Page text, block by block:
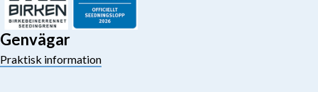
Genvägar
Praktisk information